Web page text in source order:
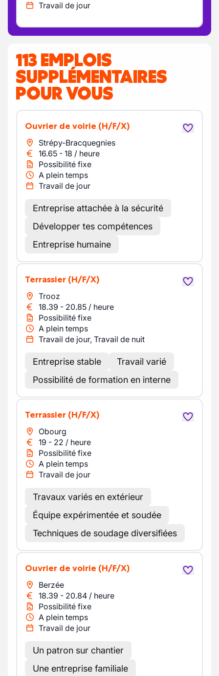
Travail de jour
113 EMPLOIS
SUPPLÉMENTAIRES
POUR VOUS
Ouvrier de voirie (H/F/X)
Strépy-Bracquegnies
16.65 - 18 / heure
Possibilité fixe
A plein temps
Travail de jour
Entreprise attachée à la sécurité
Développer tes compétences
Entreprise humaine
Terrassier (H/F/X)
Trooz
18.39 - 20.85 / heure
Possibilité fixe
A plein temps
Travail de jour, Travail de nuit
Entreprise stable
Travail varié
Possibilité de formation en interne
Terrassier (H/F/X)
Obourg
19 - 22 / heure
Possibilité fixe
A plein temps
Travail de jour
Travaux variés en extérieur
Équipe expérimentée et soudée
Techniques de soudage diversifiées
Ouvrier de voirie (H/F/X)
Berzée
18.39 - 20.84 / heure
Possibilité fixe
A plein temps
Travail de jour
Un patron sur chantier
Une entreprise familiale